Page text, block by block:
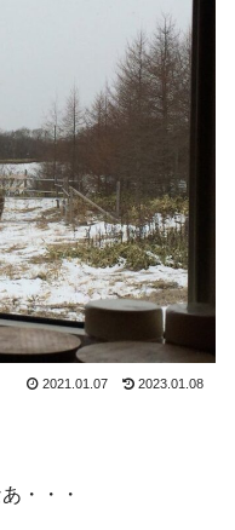
2021.01.07 2023.01.08
・・・